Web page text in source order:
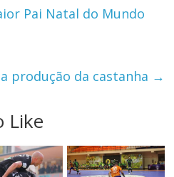
Pai Natal do Mundo
produção da castanha →
Like